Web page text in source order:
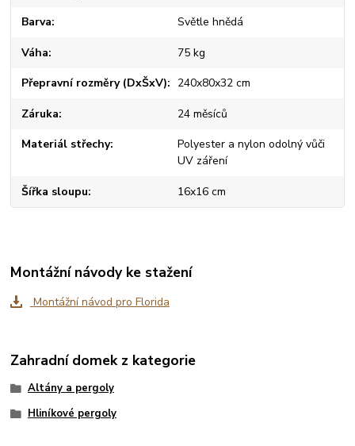
Barva Světle hnědá
Váha 75 kg
Přepravní rozměry (DxŠxV) 240x80x32 cm
Záruka 24 měsíců
Materiál střechy
Polyester a nylon odolný vůči
UV záření
Šířka sloupu 16x16 cm
Montážní návody ke stažení
Montážní návod pro Florida
Zahradní domek z kategorie
Altány a pergoly
Hliníkové pergoly